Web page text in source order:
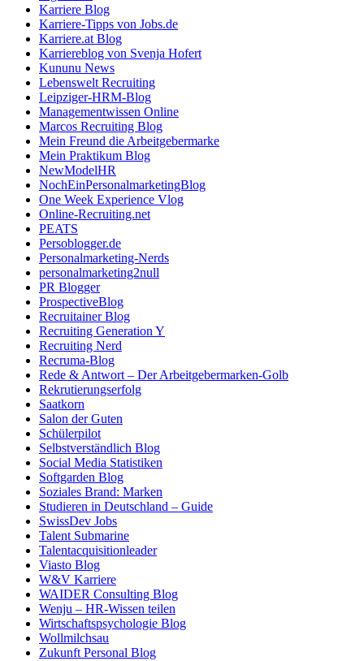
Karriere Blog
Karriere-Tipps von Jobs.de
Karriere.at Blog
Karriereblog von Svenja Hofert
Kununu News
Lebenswelt Recruiting
Leipziger-HRM-Blog
Managementwissen Online
Marcos Recruiting Blog
Mein Freund die Arbeitgebermarke
Mein Praktikum Blog
NewModelHR
NochEinPersonalmarketingBlog
One Week Experience Vlog
Online-Recruiting.net
PEATS
Persoblogger.de
Personalmarketing-Nerds
personalmarketing2null
PR Blogger
ProspectiveBlog
Recruitainer Blog
Recruiting Generation Y
Recruiting Nerd
Recruma-Blog
Rede & Antwort – Der Arbeitgebermarken-Golb
Rekrutierungserfolg
Saatkorn
Salon der Guten
Schülerpilot
Selbstverständlich Blog
Social Media Statistiken
Softgarden Blog
Soziales Brand: Marken
Studieren in Deutschland – Guide
SwissDev Jobs
Talent Submarine
Talentacquisitionleader
Viasto Blog
W&V Karriere
WAIDER Consulting Blog
Wenju – HR-Wissen teilen
Wirtschaftspsychologie Blog
Wollmilchsau
Zukunft Personal Blog